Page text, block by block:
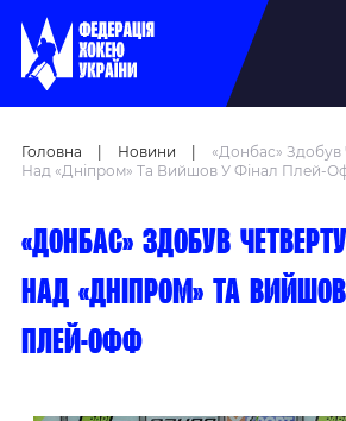
Головна Новини
«Донбас» Здобув
Над «Дніпром» Та Вийшов У Фінал Плей-
«Донбас» здобув
над «Дніпром» та
плей-офф